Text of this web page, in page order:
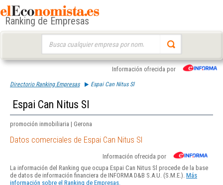
Ranking de Empresas
Información ofrecida por
Directorio Ranking Empresas Espai Can Nitus Sl
Espai Can Nitus Sl
promoción inmobiliaria | Gerona
Datos comerciales de Espai Can Nitus Sl
Información ofrecida por
La información del Ranking que ocupa Espai Can Nitus Sl procede de la base
de datos de información financiera de INFORMA D&B S.A.U. (S.M.E.). Más
información sobre el Ranking de Empresas.